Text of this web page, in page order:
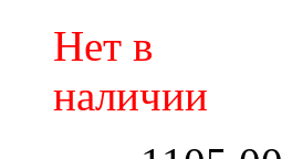
Нет в
наличии